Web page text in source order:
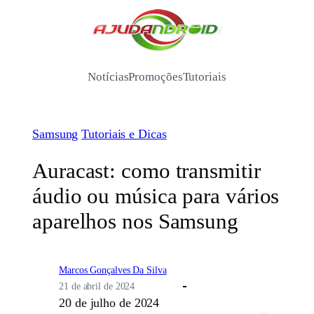
/
NotíciasPromoçõesTutoriais
Samsung Tutoriais e Dicas
Auracast: como transmitir
áudio ou música para vários
aparelhos nos Samsung
Marcos Gonçalves Da Silva
21 de abril de 2024
20 de julho de 2024